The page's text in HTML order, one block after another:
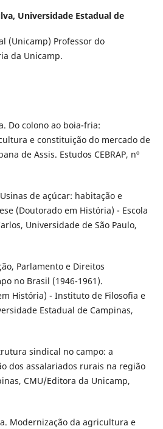
Universidade Estadual de
(Unicamp) Professor do
da Unicamp.
Do colono ao boia-fria:
e constituição do mercado de
de Assis. Estudos CEBRAP, nº
de açúcar: habitação e
(Doutorado em História) - Escola
Universidade de São Paulo,
Parlamento e Direitos
no Brasil (1946-1961).
História) - Instituto de Filosofia e
Estadual de Campinas,
sindical no campo: a
dos assalariados rurais na região
CMU/Editora da Unicamp,
Modernização da agricultura e